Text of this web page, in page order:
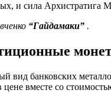
и сила Архистратига
“Гайдамаки” .
вид банковских
цене вместе со